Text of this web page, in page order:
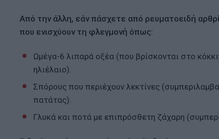
Από την άλλη, εάν πάσχετε από ρευματοειδή
που ενισχύουν τη φλεγμονή όπως:
Ωμέγα-6 λιπαρά οξέα (που βρίσκονται στο
ηλιέλαιο).
Σπόρους που περιέχουν λεκτίνες
πατάτας).
Γλυκά και ποτά με επιπρόσθετη ζάχαρη